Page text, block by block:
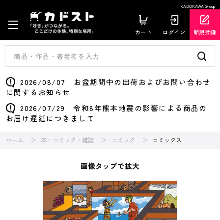
KADOKAWA Group
カート ログイン 新規登録
2026/08/07 お盆期間中の出荷およびお問い合わせ
に関するお知らせ
2026/07/29 令和8年熊本地震の影響による商品の
お届け遅延につきまして
ホーム 本・コミック・雑誌 コミック コミックス
画像タップで拡大